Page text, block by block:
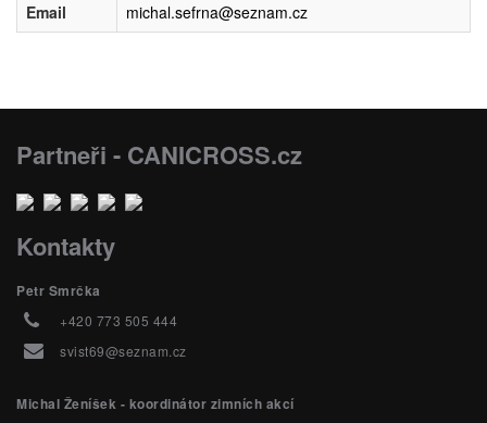
Email
michal.sefrna@seznam.cz
Partneři - CANICROSS.cz
Kontakty
Petr Smrčka
+420 773 505 444
svist69@seznam.cz
Michal Ženíšek - koordinátor zimních akcí